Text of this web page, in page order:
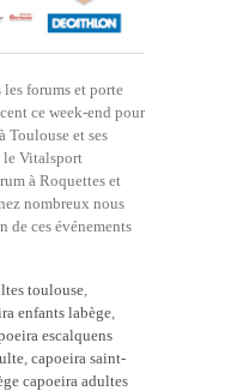
les forums et porte
ce week-end pour
Toulouse et ses
le Vitalsport
à Roquettes et
nombreux nous
de ces événements
toulouse
enfants labège
escalquens
capoeira saint-
capoeira adultes